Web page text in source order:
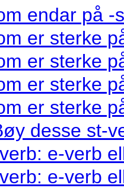
endar på -
er sterke
er sterke
er sterke
er sterke
desse st-
e-verb
e-verb